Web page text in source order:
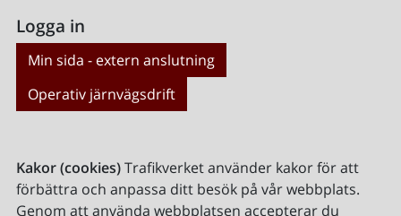
Logga in
Min sida - extern anslutning
Operativ järnvägsdrift
Kakor (cookies)Trafikverket använder kakor för att
förbättra och anpassa ditt besök på vår webbplats.
Genom att använda webbplatsen accepterar du